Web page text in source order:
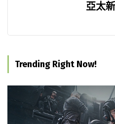
亞太
Trending Right Now!